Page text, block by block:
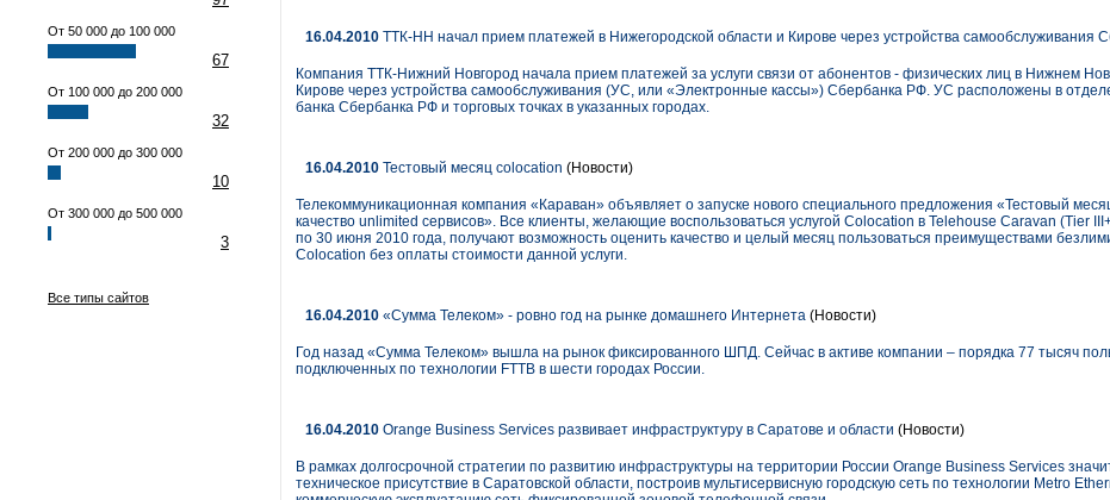
От 50 000 до 100 000
67
От 100 000 до 200 000
32
От 200 000 до 300 000
10
От 300 000 до 500 000
3
Все типы сайтов
16.04.2010 ТТК-НН начал прием платежей в Нижегородской области и Кирове через устройства самообслуживания
Компания ТТК-Нижний Новгород начала прием платежей за услуги связи от абонентов - физических лиц в Нижнем
Кирове через устройства самообслуживания (УС, или «Электронные кассы») Сбербанка РФ. УС расположены в
банка Сбербанка РФ и торговых точках в указанных городах.
16.04.2010 Тестовый месяц colocation (Новости)
Телекоммуникационная компания «Караван» объявляет о запуске нового специального предложения «Тестовый
качество unlimited сервисов». Все клиенты, желающие воспользоваться услугой Colocation в Telehouse Caravan (Tier
по 30 июня 2010 года, получают возможность оценить качество и целый месяц пользоваться преимуществами
Colocation без оплаты стоимости данной услуги.
16.04.2010 «Сумма Телеком» - ровно год на рынке домашнего Интернета (Новости)
Год назад «Сумма Телеком» вышла на рынок фиксированного ШПД. Сейчас в активе компании – порядка 77 тысяч
подключенных по технологии FTTB в шести городах России.
16.04.2010 Orange Business Services развивает инфраструктуру в Саратове и области (Новости)
В рамках долгосрочной стратегии по развитию инфраструктуры на территории России Orange Business Services
техническое присутствие в Саратовской области, построив мультисервисную городскую сеть по технологии Metro